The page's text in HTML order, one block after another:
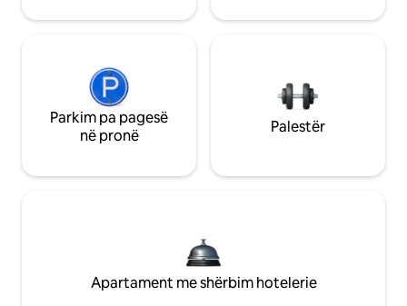
Parkim pa pagesë
në pronë
Palestër
Apartament me shërbim hotelerie